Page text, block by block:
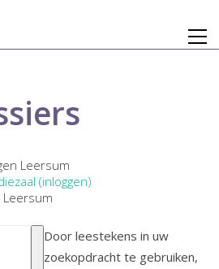
Leersum
(inloggen)
Door leestekens in uw
zoekopdracht te gebruiken,